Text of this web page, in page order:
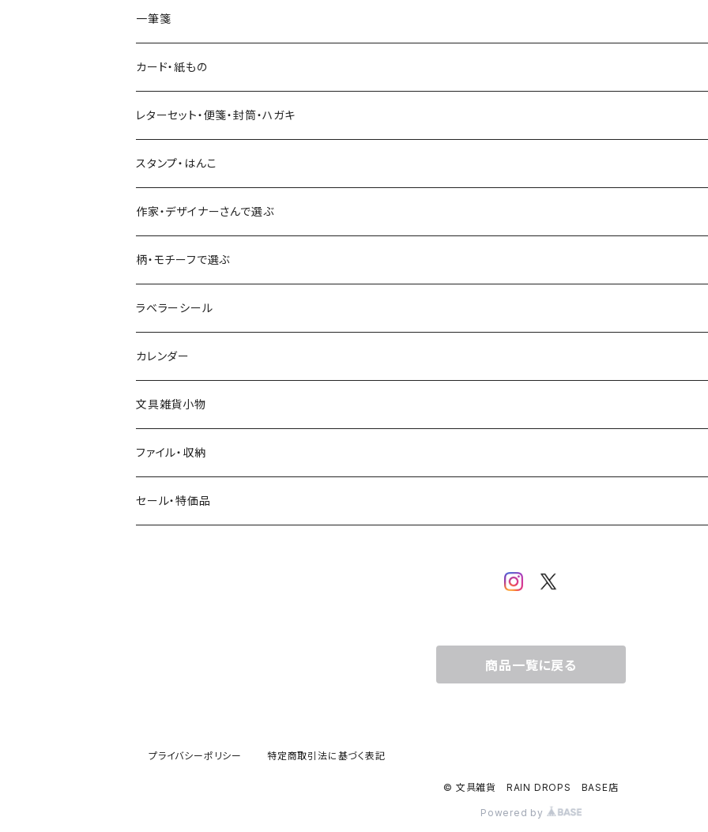
透明クリアテープ
柄・モチーフで選ぶ（マステ）
いちご・ストロベリー
フルーツ・野菜
ミモザ
お花・フラワー・グリーン・植物
マインドウェイブ
水縞
大枝活版室
星燈社
ミナペルホネン
BGM
eric
SAIEN
田村美紀
パピアプラッツ（作家もの）
ヨハク
マインドウェイブ
田村美紀
立体シール
HUTTE PAPER WORKS
表現社（作家もの）
星燈社
古川紙工
大枝活版室
ヨハク
HUTTE PAPER WORKS
古川紙工
表現社（作家もの）
ロール付箋
一筆箋
カード・紙もの
レターセット・便箋・封筒・ハガキ
古川紙工
表現社（作家もの）
スタンプ・はんこ
Hutte paper works
ヨハク
作家・デザイナーさんで選ぶ
ネクタイ
Hutte paper works
ヨハク
eric
浅野みどり
西淑
柄・モチーフで選ぶ
フルーツ
食べ物・フード・スイーツ
パン・ブレッド
カフェ
コーヒー・飲み物・クリームソーダ
ラベラーシール
カレンダー
文具雑貨小物
ファイル・収納
セール・特価品
商品一覧に戻る
プライバシーポリシー 特定商取引法に基づく表記
© 文具雑貨 RAIN DROPS BASE店
Powered by